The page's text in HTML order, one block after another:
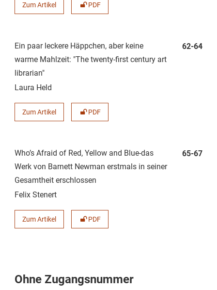
Zum Artikel PDF
Ein paar leckere Häppchen, aber keine
warme Mahlzeit: "The twenty-first century art
librarian"
Laura Held
Zum Artikel PDF
62-64
Who’s Afraid of Red, Yellow and Blue-das
Werk von Barnett Newman erstmals in seiner
Gesamtheit erschlossen
Felix Stenert
Zum Artikel PDF
65-67
Ohne Zugangsnummer